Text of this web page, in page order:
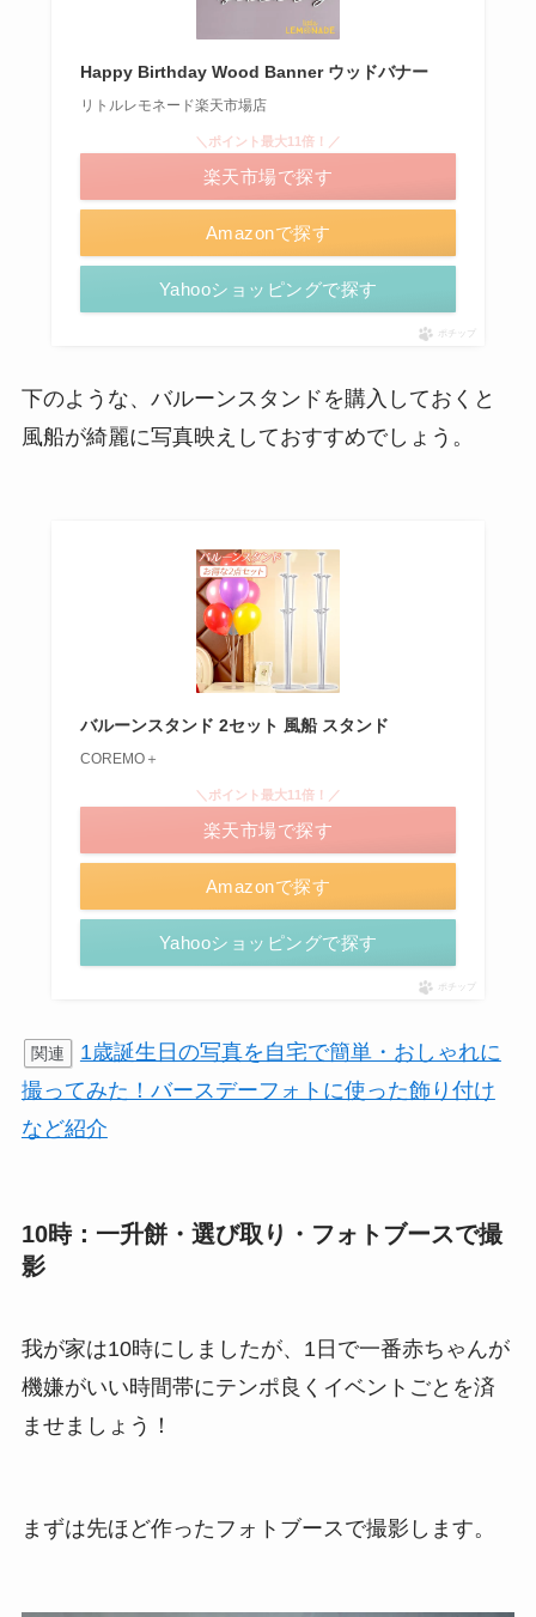
Happy Birthday Wood Banner ウッドバナー
リトルレモネード楽天市場店
Amazonで探す
＼ポイント最大11倍！／
楽天市場で探す
Yahooショッピングで探す
ポチップ
下のような、バルーンスタンドを購入しておくと
風船が綺麗に写真映えしておすすめでしょう。
バルーンスタンド 2セット 風船 スタンド
COREMO＋
Amazonで探す
＼ポイント最大11倍！／
楽天市場で探す
Yahooショッピングで探す
ポチップ
関連
1歳誕生日の写真を自宅で簡単・おしゃれに
撮ってみた！バースデーフォトに使った飾り付け
など紹介
10時：一升餅・選び取り・フォトブースで撮
影
我が家は10時にしましたが、1日で一番赤ちゃんが
機嫌がいい時間帯にテンポ良くイベントごとを済
ませましょう！
まずは先ほど作ったフォトブースで撮影します。